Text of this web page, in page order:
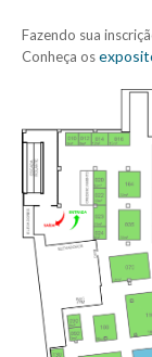
Fazendo sua
Conheça os